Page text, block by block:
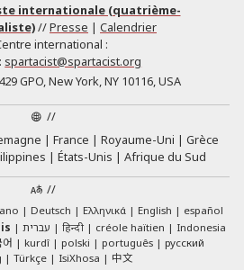
internationale (quatrième-
//Presse | Calendrier
international :
spartacist@spartacist.org
GPO, New York, NY 10116, USA
//
France Royaume-Uni
Grèce
États-Unis
Afrique du Sud
//
Deutsch Ελληνικά English
español
עברית हिन्दी créole haïtien
Indonesia
kurdî polski português
русский
Türkçe IsiXhosa 中文